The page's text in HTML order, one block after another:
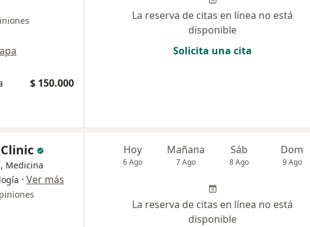
$ 150.000
La reserva de citas en línea no está
disponible
Solicita una cita
Medicina
· Ver más
Hoy
6 Ago
Mañana
7 Ago
Sáb
8 Ago
Dom
9 Ago
La reserva de citas en línea no está
disponible